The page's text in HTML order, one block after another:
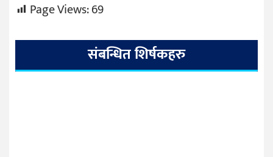
Page Views:69
संबन्धित शिर्षकहरु